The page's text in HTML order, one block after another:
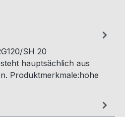
SH 20
hauptsächlich aus
Produktmerkmale:hohe